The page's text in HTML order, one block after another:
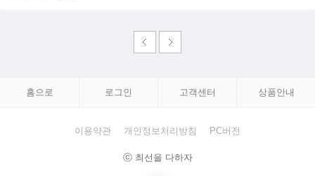
홈으로 로그인 고객센터 상품안내
이용약관 개인정보처리방침 PC버전
ⓒ 최선을 다하자